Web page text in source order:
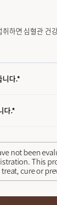
하면 심혈관 건
니다.*
다.*
not been
This
cure or